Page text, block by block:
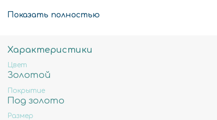
Цвет: золото
Состав: Латунь высокого качества
Не содержит свинца, никеля и кадмия.
Показать полностью
Характеристики
Цвет
Золотой
Покрытие
Под золото
Размер